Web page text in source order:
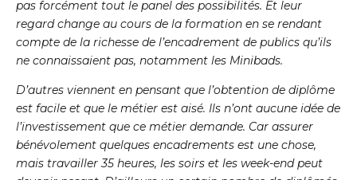
pas forcément tout le panel des possibilités. Et leur
regard change au cours de la formation en se rendant
compte de la richesse de l’encadrement de publics qu’ils
ne connaissaient pas, notamment les Minibads.
D’autres viennent en pensant que l’obtention de diplôme
est facile et que le métier est aisé. Ils n’ont aucune idée de
l’investissement que ce métier demande. Car assurer
bénévolement quelques encadrements est une chose,
mais travailler 35 heures, les soirs et les week-end peut